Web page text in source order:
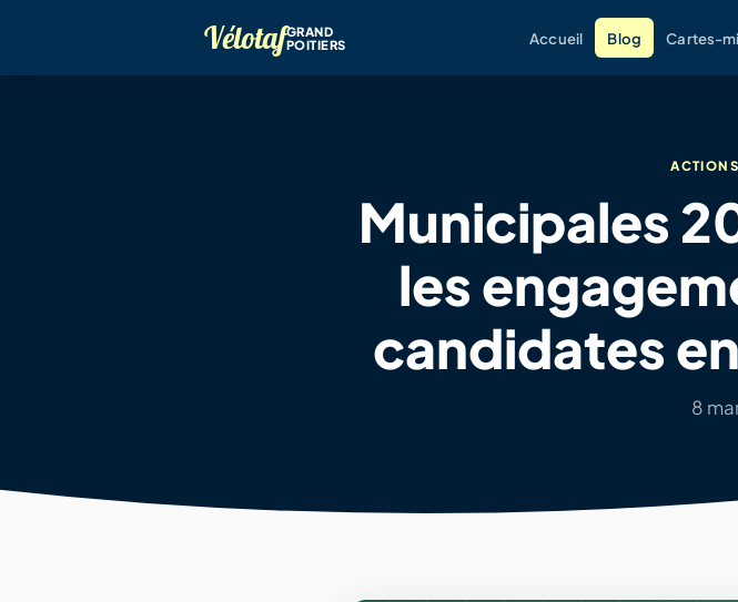
VélotafGRAND
POITIERS
Accueil Blog Cartes-
Municipales
les
candidates
8